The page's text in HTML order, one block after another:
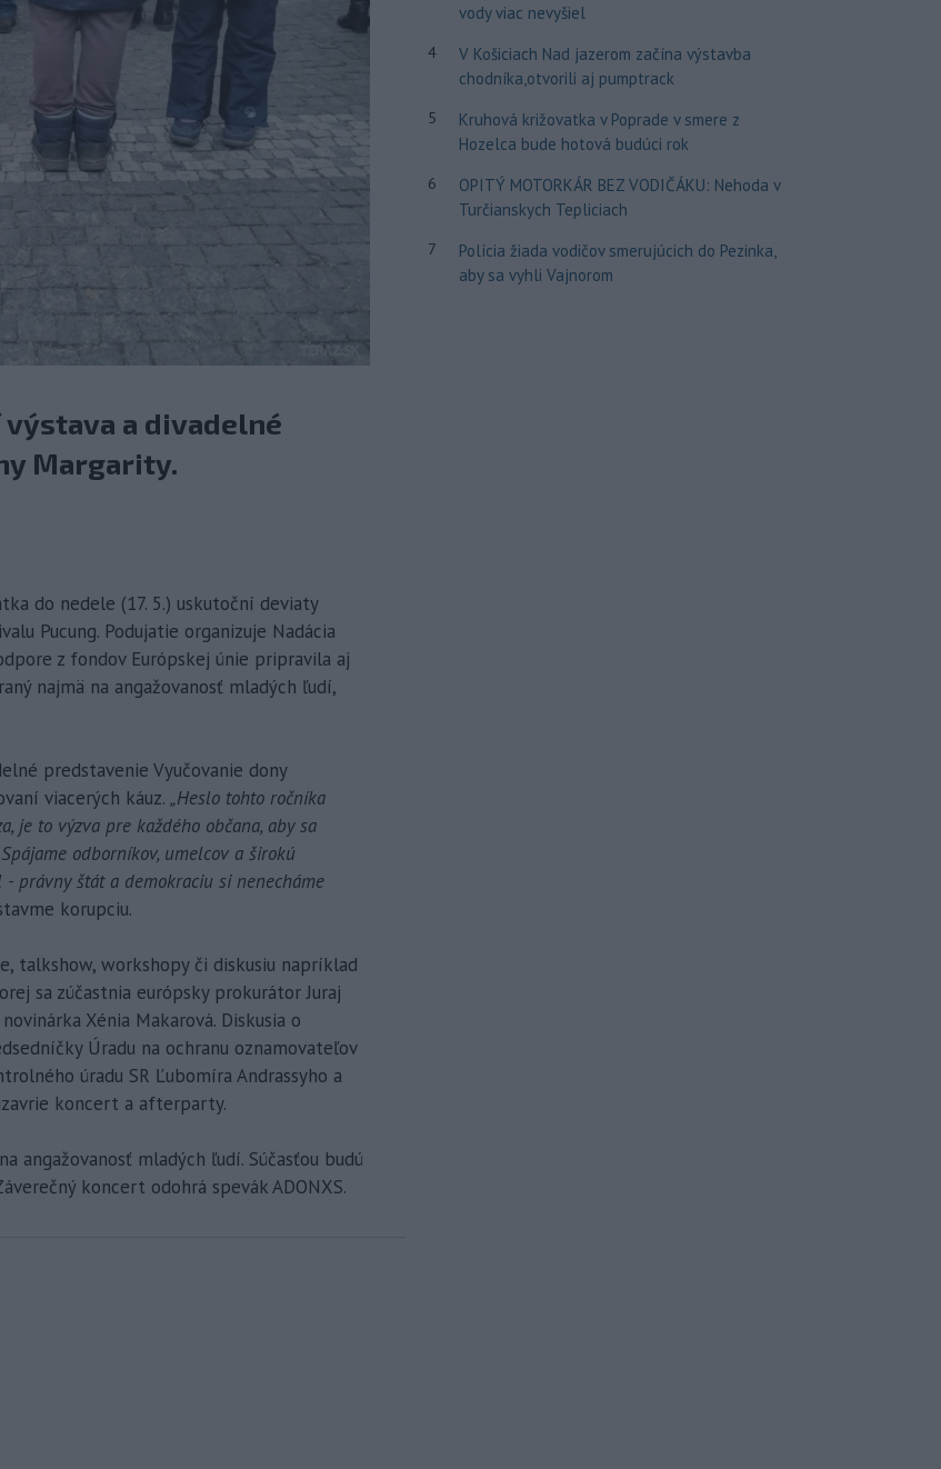
a divadelné
Margarity.
do nedele (17. 5.) uskutoční deviaty
Pucung. Podujatie organizuje Nadácia
z fondov Európskej únie pripravila aj
najmä na angažovanosť mladých ľudí,
predstavenie Vyučovanie dony
viacerých káuz. „Heslo tohto ročníka
je to výzva pre každého občana, aby sa
odborníkov, umelcov a širokú
právny štát a demokraciu si nenecháme
korupciu.
talkshow, workshopy či diskusiu napríklad
sa zúčastnia európsky prokurátor Juraj
Xénia Makarová. Diskusia o
Úradu na ochranu oznamovateľov
úradu SR Ľubomíra Andrassyho a
koncert a afterparty.
angažovanosť mladých ľudí. Súčasťou budú
koncert odohrá spevák ADONXS.
vody viac nevyšiel
4
V Košiciach Nad jazerom začína výstavba
chodníka,otvorili aj pumptrack
5
Kruhová križovatka v Poprade v smere z
Hozelca bude hotová budúci rok
6
OPITÝ MOTORKÁR BEZ VODIČÁKU: Nehoda v
Turčianskych Tepliciach
7
Polícia žiada vodičov smerujúcich do Pezinka,
aby sa vyhli Vajnorom